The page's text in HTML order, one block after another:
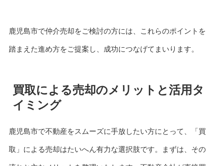
鹿児島市で仲介売却をご検討の方には、これらのポイントを
踏まえた進め方をご提案し、成功につなげてまいります。
買取による売却のメリットと活用タ
イミング
鹿児島市で不動産をスムーズに手放したい方にとって、「買
取」による売却はたいへん有力な選択肢です。まずは、その